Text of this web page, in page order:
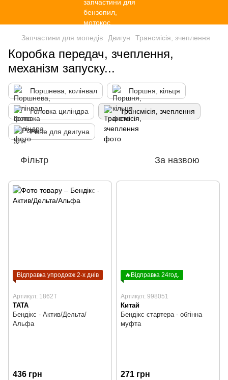
Запчастини для мопедів Двигун Трансмісія, зчеплення
Коробка передач, зчеплення,
механізм запуску...
Поршнева, колінвал Поршня, кільця
Головка циліндра Трансмісія, зчеплення
Різне для двигуна
Фільтр За назвою
Відправка упродовж 2-х днів
Артикул: 1862T
TATA
Бендікс - Актив/Дельта/
Альфа
436 грн
🔥Відправка 24год.
Артикул: 998051
Китай
Бендікс стартера - обгінна
муфта
271 грн